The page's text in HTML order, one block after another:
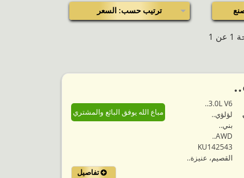
ترتيب حسب: السعر
1
3.0L V6..
لؤلؤي..
بني..
AWD..
KU142543
القصيم، عنيزة..
مباع الله يوفق البائع والمشتري
تفاصيل